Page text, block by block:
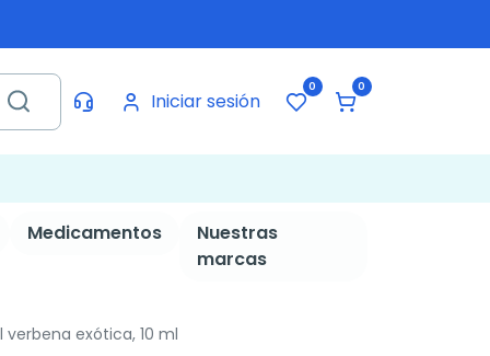
Iniciar sesión
0 0
Medicamentos
Nuestras
marcas
exótica, 10 ml